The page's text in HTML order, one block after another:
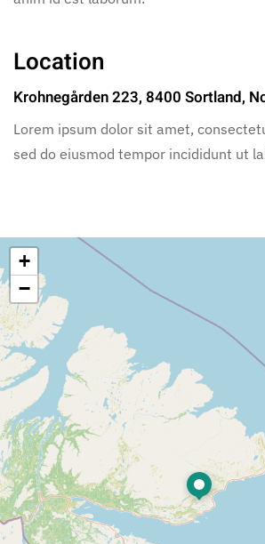
Location
Krohnegården 223, 8400 Sortland,
Lorem ipsum dolor sit amet,
sed do eiusmod tempor incididunt ut
+
−